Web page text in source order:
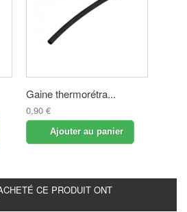
Gaine thermorétra...
0,90 €
Ajouter au panier
CE PRODUIT ONT